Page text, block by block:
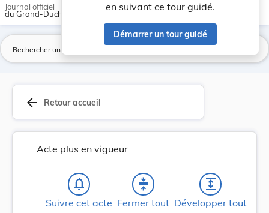
en suivant ce tour guidé.
Démarrer un tour guidé
Journal officiel
du Grand-Duché de Luxembourg
arrow_back Retour accueil
Acte plus en vigueur
notifications_none
Suivre cet acte
compress
Fermer tout
expand
Développer tout